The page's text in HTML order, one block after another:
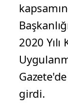
2020
girdi.